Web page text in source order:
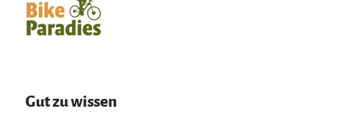
Gut zu wissen